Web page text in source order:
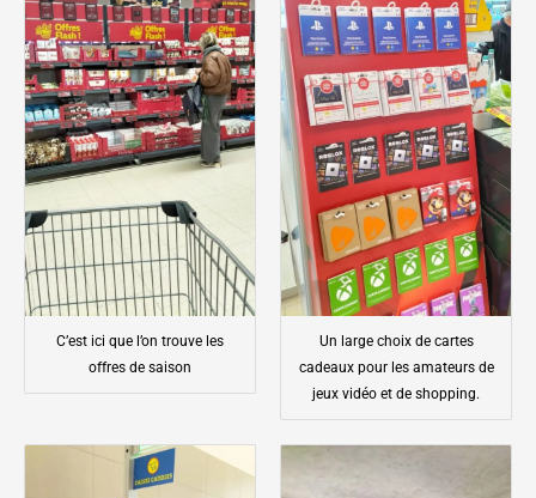
C’est ici que l’on trouve les
offres de saison
Un large choix de cartes
cadeaux pour les amateurs de
jeux vidéo et de shopping.